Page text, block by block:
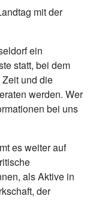
mit der
ein
statt, bei dem
und die
werden. Wer
bei uns
es weiter auf
als Aktive in
der